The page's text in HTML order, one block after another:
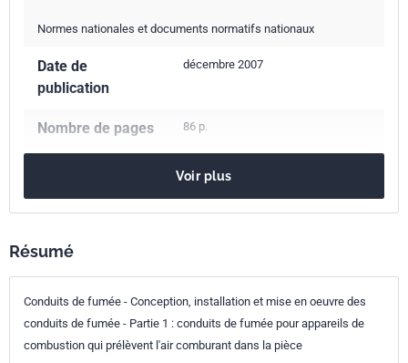
Normes nationales et documents normatifs nationaux
Date de
publication
décembre 2007
Nombre de pages 86 p.
Codes ICS
91.060.40
classement
Numéro de tirage 1 - décembre 2007
Voir plus
Résumé
Conduits de fumée - Conception, installation et mise en oeuvre des
conduits de fumée - Partie 1 : conduits de fumée pour appareils de
combustion qui prélèvent l'air comburant dans la pièce